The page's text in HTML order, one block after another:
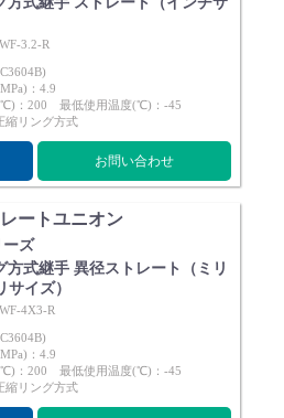
3.2-R
：4.9
：200 最低使用温度(℃)：-45
縮リング方式
お問い合わせ
ートユニオン
ーズ
方式継手 異径ストレート（ミリ
サイズ）
4X3-R
：4.9
：200 最低使用温度(℃)：-45
縮リング方式